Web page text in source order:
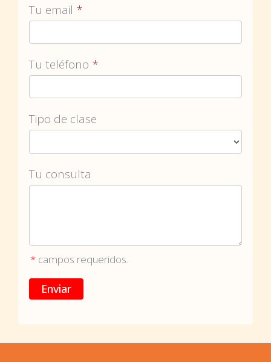
Tu email *
Tu teléfono *
Tipo de clase
Tu consulta
* campos requeridos.